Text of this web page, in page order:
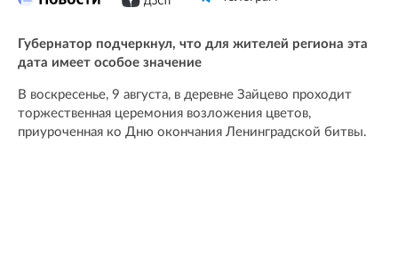
Губернатор подчеркнул, что для жителей региона эта
дата имеет особое значение
В воскресенье, 9 августа, в деревне Зайцево проходит
торжественная церемония возложения цветов,
приуроченная ко Дню окончания Ленинградской битвы.